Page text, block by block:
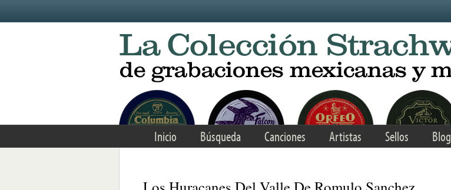
Inicio Búsqueda Canciones Artistas Sellos Blog